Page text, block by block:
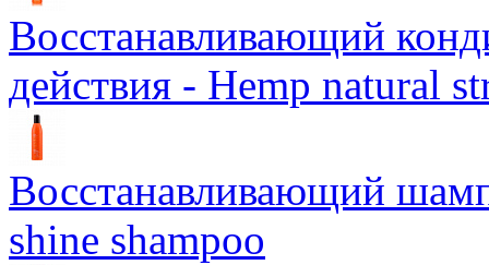
Восстанавливающий
действия - Hemp natural
Восстанавливающий
shine shampoo